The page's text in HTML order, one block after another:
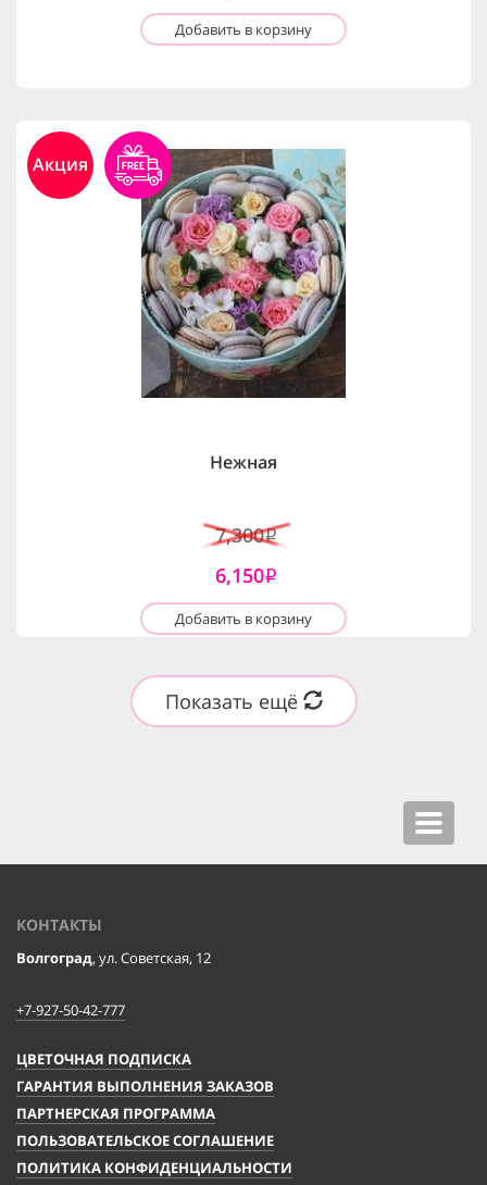
Добавить в корзину
Акция
Нежная
7,300i
6,150i
Добавить в корзину
Показать ещё
Toggle
КОНТАКТЫ
Волгоград, ул. Советская, 12
+7-927-50-42-777
ЦВЕТОЧНАЯ ПОДПИСКА
ГАРАНТИЯ ВЫПОЛНЕНИЯ ЗАКАЗОВ
ПАРТНЕРСКАЯ ПРОГРАММА
ПОЛЬЗОВАТЕЛЬСКОЕ СОГЛАШЕНИЕ
ПОЛИТИКА КОНФИДЕНЦИАЛЬНОСТИ